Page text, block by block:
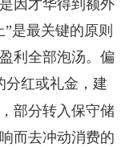
因才华得到额外
是最关键的原则
利全部泡汤。偏
分红或礼金，建
部分转入保守储
而去冲动消费的